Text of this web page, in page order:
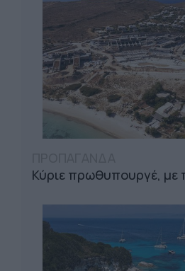
Κύριε πρωθυπουργέ, με